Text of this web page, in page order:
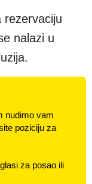
rezervaciju
nalazi u
nudimo vam
poziciju za
za posao ili